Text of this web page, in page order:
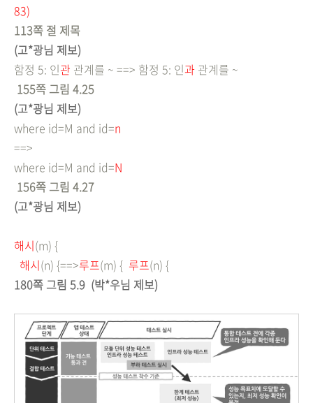
83)
113쪽 절 제목
(고*광님 제보)
함정 5: 인관 관계를 ~ ==> 함정 5: 인과 관계를 ~
155쪽 그림 4.25
(고*광님 제보)
where id=M and id=n
==>
where id=M and id=N
156쪽 그림 4.27
(고*광님 제보)
해시(m) {
해시(n) {==>루프(m) { 루프(n) {
180쪽 그림 5.9 (박*우님 제보)